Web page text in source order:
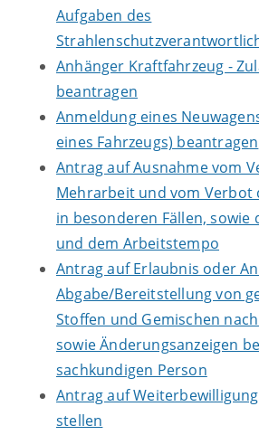
Aufgaben des
Anhänger Kraftfahrzeug -
beantragen
Anmeldung eines
eines Fahrzeugs) beantragen
Antrag auf Ausnahme vom
Mehrarbeit und vom Verbot
in besonderen Fällen,
und dem Arbeitstempo
Antrag auf Erlaubnis oder
Abgabe/Bereitstellung von
Stoffen und Gemischen
sowie Änderungsanzeigen
sachkundigen Person
Antrag auf
stellen